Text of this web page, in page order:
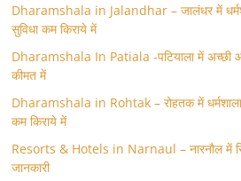
Dharamshala in Jalandhar – जालंधर में
सुविधा कम किराये में
Dharamshala In Patiala -पटियाला में अच्छी
कीमत में
Dharamshala in Rohtak – रोहतक में
कम किराये में
Resorts & Hotels in Narnaul – नारनौल में
जानकारी